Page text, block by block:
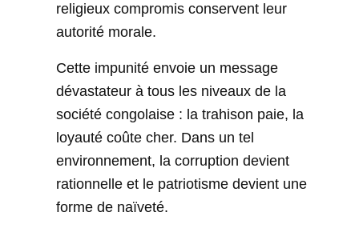
religieux compromis conservent leur
autorité morale.
Cette impunité envoie un message
dévastateur à tous les niveaux de la
société congolaise : la trahison paie, la
loyauté coûte cher. Dans un tel
environnement, la corruption devient
rationnelle et le patriotisme devient une
forme de naïveté.